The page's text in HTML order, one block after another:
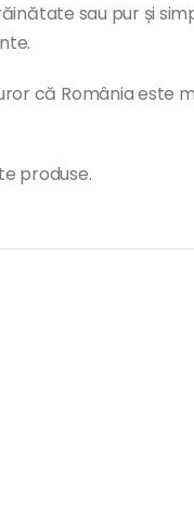
sau pur și
că România este
produse.